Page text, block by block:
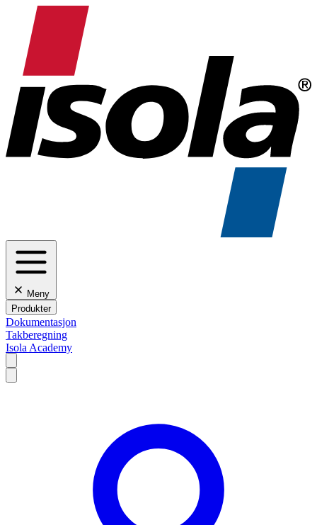
Meny
Produkter
Dokumentasjon
Takberegning
Isola Academy